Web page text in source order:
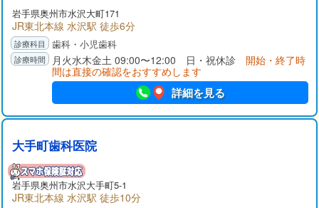
岩手県奥州市水沢大町171
JR東北本線 水沢駅 徒歩6分
歯科・小児歯科
月火水木金土 09:00〜12:00 日・祝休診 開始・終了時
間は直接の確認をおすすめします
詳細を見る
大手町歯科医院
岩手県奥州市水沢大手町5-1
JR東北本線 水沢駅 徒歩10分